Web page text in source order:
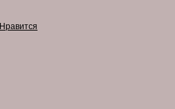
Нравится